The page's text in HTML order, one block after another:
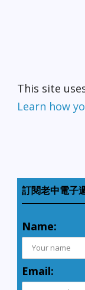
This site
Learn how
訂閱老中電子
Name:
Email: